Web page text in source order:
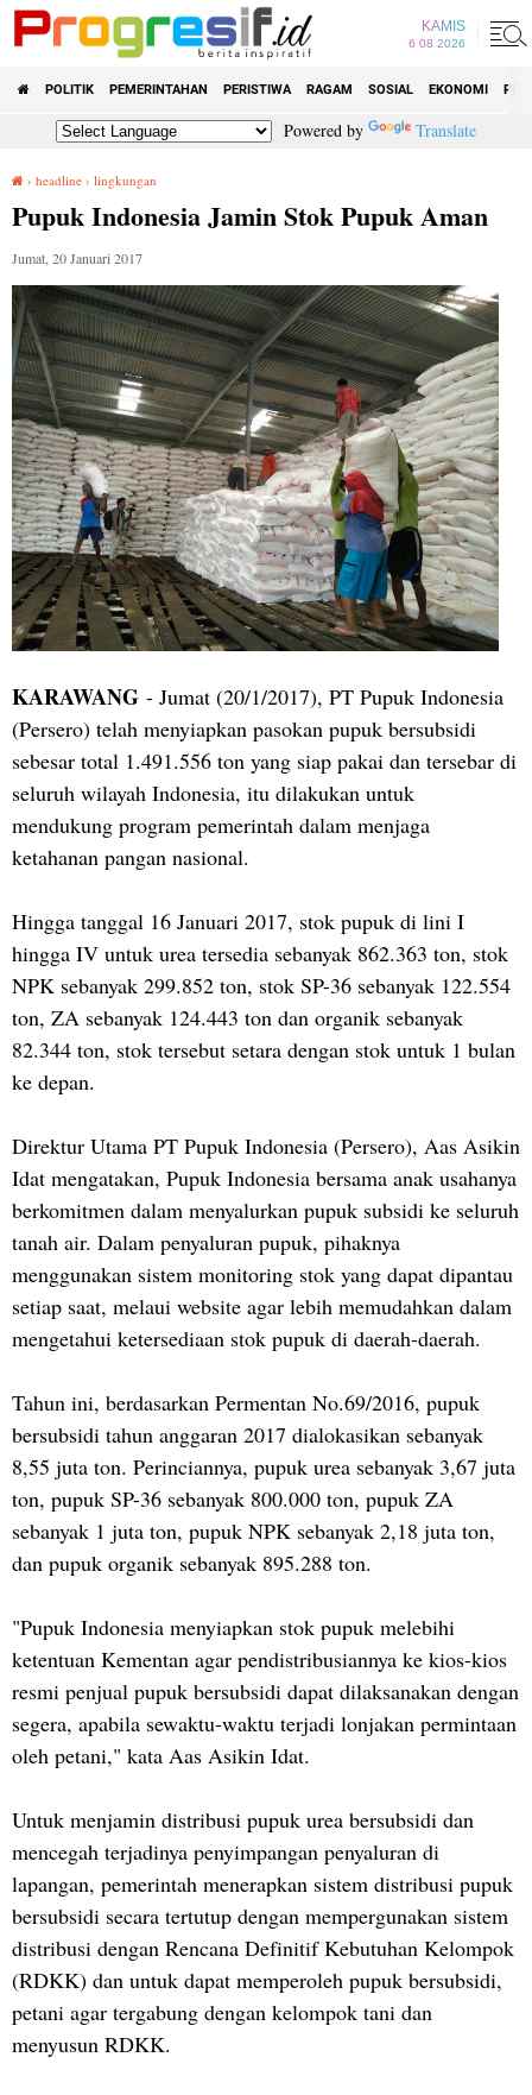
KAMIS
6 08 2026
POLITIK PEMERINTAHAN PERISTIWA RAGAM SOSIAL EKONOMI
Powered by Translate
› headline › lingkungan
Pupuk Indonesia Jamin Stok Pupuk Aman
Jumat, 20 Januari 2017
KARAWANG - Jumat (20/1/2017), PT Pupuk Indonesia
(Persero) telah menyiapkan pasokan pupuk bersubsidi
sebesar total 1.491.556 ton yang siap pakai dan tersebar di
seluruh wilayah Indonesia, itu dilakukan untuk
mendukung program pemerintah dalam menjaga
ketahanan pangan nasional.
Hingga tanggal 16 Januari 2017, stok pupuk di lini I
hingga IV untuk urea tersedia sebanyak 862.363 ton, stok
NPK sebanyak 299.852 ton, stok SP-36 sebanyak 122.554
ton, ZA sebanyak 124.443 ton dan organik sebanyak
82.344 ton, stok tersebut setara dengan stok untuk 1 bulan
ke depan.
Direktur Utama PT Pupuk Indonesia (Persero), Aas Asikin
Idat mengatakan, Pupuk Indonesia bersama anak usahanya
berkomitmen dalam menyalurkan pupuk subsidi ke seluruh
tanah air. Dalam penyaluran pupuk, pihaknya
menggunakan sistem monitoring stok yang dapat dipantau
setiap saat, melaui website agar lebih memudahkan dalam
mengetahui ketersediaan stok pupuk di daerah-daerah.
Tahun ini, berdasarkan Permentan No.69/2016, pupuk
bersubsidi tahun anggaran 2017 dialokasikan sebanyak
8,55 juta ton. Perinciannya, pupuk urea sebanyak 3,67 juta
ton, pupuk SP-36 sebanyak 800.000 ton, pupuk ZA
sebanyak 1 juta ton, pupuk NPK sebanyak 2,18 juta ton,
dan pupuk organik sebanyak 895.288 ton.
"Pupuk Indonesia menyiapkan stok pupuk melebihi
ketentuan Kementan agar pendistribusiannya ke kios-kios
resmi penjual pupuk bersubsidi dapat dilaksanakan dengan
segera, apabila sewaktu-waktu terjadi lonjakan permintaan
oleh petani," kata Aas Asikin Idat.
Untuk menjamin distribusi pupuk urea bersubsidi dan
mencegah terjadinya penyimpangan penyaluran di
lapangan, pemerintah menerapkan sistem distribusi pupuk
bersubsidi secara tertutup dengan mempergunakan sistem
distribusi dengan Rencana Definitif Kebutuhan Kelompok
(RDKK) dan untuk dapat memperoleh pupuk bersubsidi,
petani agar tergabung dengan kelompok tani dan
menyusun RDKK.